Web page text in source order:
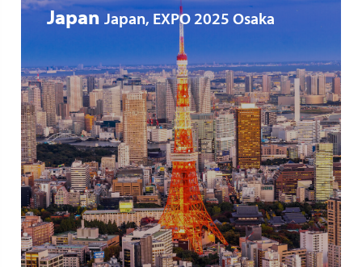
Japan Japan, EXPO 2025 Osaka
Stadtbesichtung Tokyo
Besichtigung von Osaka und Kyoto
Besuch von Kobe
MEHR ERFAHREN